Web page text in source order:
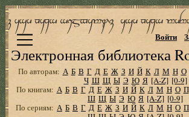
Электронная библиотека
Войти
По авторам: А Б В Г Д Е Ж З И Й К Л М Н О
Ч Ш Щ Ы Э Ю Я [A-Z] [0-9]
По книгам: А Б В Г Д Е Ж З И Й К Л М Н О П
Ш Щ Ы Э Ю Я [A-Z] [0-9]
По сериям: А Б В Г Д Е Ж З И Й К Л М Н О П